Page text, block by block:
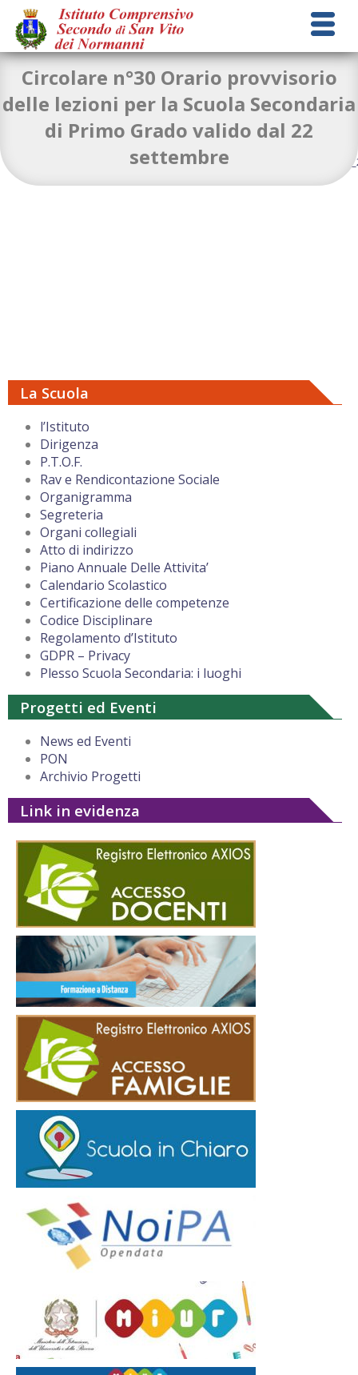
La Scuola
l’Istituto
Dirigenza
P.T.O.F.
Rav e Rendicontazione Sociale
Organigramma
Segreteria
Organi collegiali
Atto di indirizzo
Piano Annuale Delle Attivita’
Calendario Scolastico
Certificazione delle competenze
Codice Disciplinare
Regolamento d’Istituto
GDPR – Privacy
Plesso Scuola Secondaria: i luoghi
Progetti ed Eventi
News ed Eventi
PON
Archivio Progetti
Link in evidenza
Circolare n°30 Orario provvisorio
delle lezioni per la Scuola Secondaria
di Primo Grado valido dal 22
settembre
Circolare n. 30 orario provvisorio Buonsanto
ORARIO_SSIG_SOSTEGNO_DAL_22